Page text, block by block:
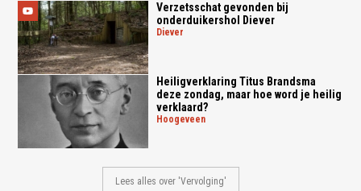
Verzetsschat gevonden bij
onderduikershol Diever
diever
Heiligverklaring Titus Brandsma
deze zondag, maar hoe word je heilig
verklaard?
hoogeveen
Lees alles over 'Vervolging'